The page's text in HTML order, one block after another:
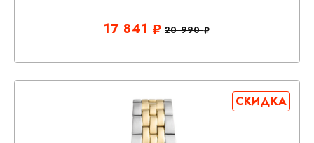
17 841 20 990
СКИДКА